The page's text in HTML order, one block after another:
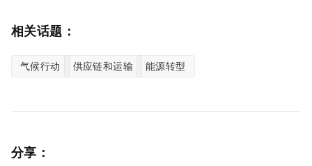
相关话题：
气候行动 供应链和运输 能源转型
分享：